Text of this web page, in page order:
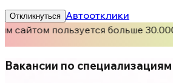
Откликнуться Автоотклики
сайтом пользуется больше
Вакансии по специализациям